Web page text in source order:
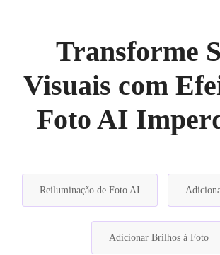
Transforme
Visuais com
Foto AI
Reiluminação de Foto AI
Adicionar Brilhos à Foto